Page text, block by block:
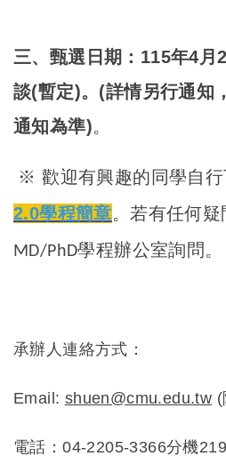
三、甄選日期： 115年4月
談(暫定)。(詳情另行通知
通知為準)。
※ 歡迎有興趣的同學自
2.0學程簡章。若有任何疑
MD/PhD學程辦公室詢問。
承辦人連絡方式：
Email: shuen@cmu.edu.tw (
電話：04-2205-3366分機